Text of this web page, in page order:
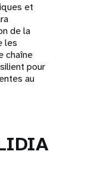
et
de la
les
chaîne
pour
au